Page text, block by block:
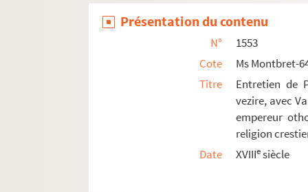
Ms Montbret-665. Notes sur la coutume
Ms Montbret-666. Hôtel royal des Invalides
Ms Montbret-667. Recueil
Ms Montbret-668. Les Joueurs et M. Dusaux
Ms Montbret-669. Rudiment numismatique,
Ms Montbret-671. Seconde partie du journal
Ms Montbret-672. Osmanide di Gundula, coi
Présentation du contenu
N°
1553
Cote
Ms Montbret-
Titre
Entretien de
vezire, avec
empereur
religion
Date
XVIIIesiècle